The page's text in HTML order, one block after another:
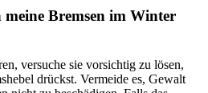
Bremsen im Winter
versuche sie vorsichtig zu lösen,
drückst. Vermeide es, Gewalt